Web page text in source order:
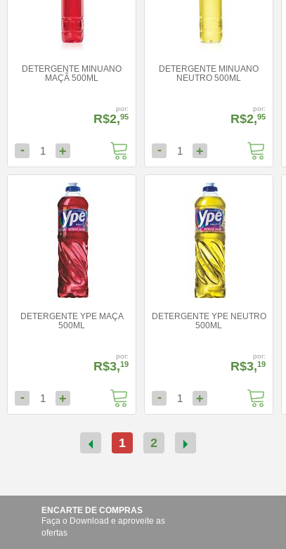
DETERGENTE MINUANO
MAÇÃ 500ML
por:
R$2,95
- 1 +
DETERGENTE MINUANO
NEUTRO 500ML
por:
R$2,95
- 1 +
DETERGENTE YPE MAÇA
500ML
por:
R$3,19
- 1 +
DETERGENTE YPE NEUTRO
500ML
por:
R$3,19
- 1 +
1 2
ENCARTE DE COMPRAS
Faça o Download e aproveite as
ofertas